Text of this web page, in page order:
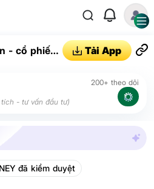
- cổ phiếu
Tải App
- tư vấn đầu tư)
200+ theo dõi
đã kiểm duyệt